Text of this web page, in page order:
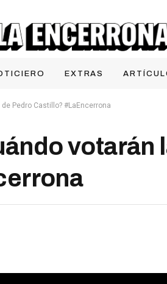
EXTRAS
de Pedro Castillo? #LaEncerrona